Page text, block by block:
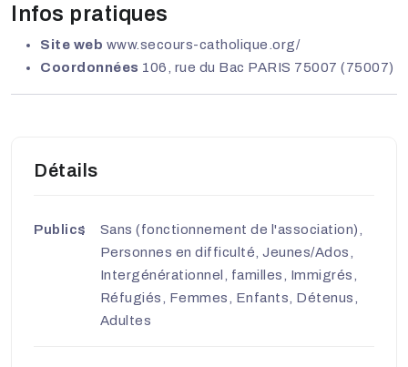
Infos pratiques
Site web www.secours-catholique.org/
Coordonnées 106, rue du Bac PARIS 75007 (75007)
Détails
Publics
Sans (fonctionnement de l'association),
Personnes en difficulté, Jeunes/Ados,
Intergénérationnel, familles, Immigrés,
Réfugiés, Femmes, Enfants, Détenus,
Adultes